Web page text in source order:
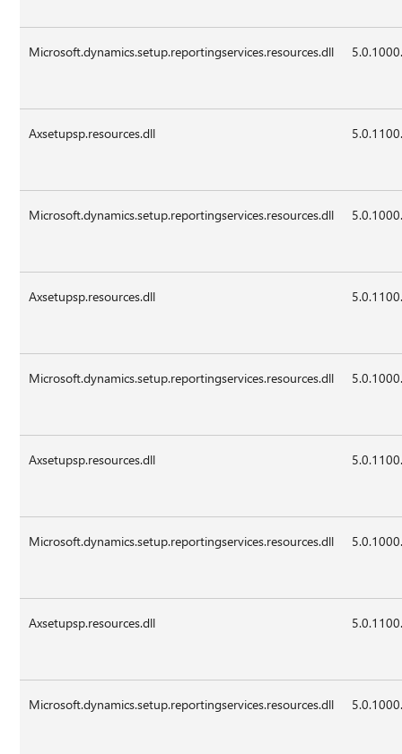
Microsoft.dynamics.setup.reportingservices.resources.dll
Axsetupsp.resources.dll
Microsoft.dynamics.setup.reportingservices.resources.dll
Axsetupsp.resources.dll
Microsoft.dynamics.setup.reportingservices.resources.dll
Axsetupsp.resources.dll
Microsoft.dynamics.setup.reportingservices.resources.dll
Axsetupsp.resources.dll
Microsoft.dynamics.setup.reportingservices.resources.dll